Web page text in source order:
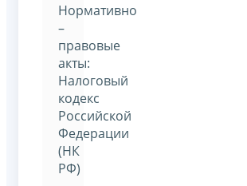
Нормативно
–
правовые
акты:
Налоговый
кодекс
Российской
Федерации
(НК
РФ)